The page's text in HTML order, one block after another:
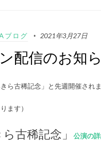
ブログ 2021年3月27日
配信のお知
古稀記念」と先週開催され
ます）
古稀記念」
公演の